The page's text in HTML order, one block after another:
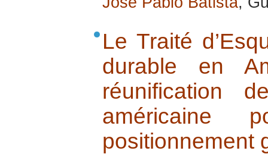
Le Traité
durable en
réunification
américaine
positionnement